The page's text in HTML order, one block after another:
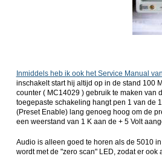
Inmiddels heb ik ook het Service Manual
inschakelt start hij altijd op in de stand 100
counter ( MC14029 ) gebruik te maken van
toegepaste schakeling hangt pen 1 van de
(Preset Enable) lang genoeg hoog om de
een weerstand van 1 K aan de + 5 Volt
Audio is alleen goed te horen als de 5010
wordt met de "zero scan" LED, zodat er